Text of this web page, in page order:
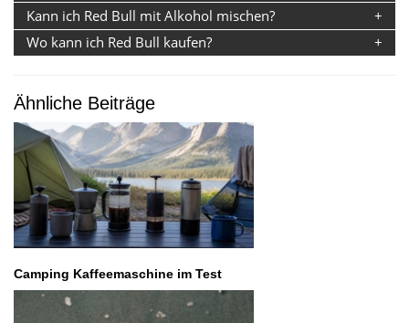
Kann ich Red Bull mit Alkohol mischen?
Wo kann ich Red Bull kaufen?
Ähnliche Beiträge
Camping Kaffeemaschine im Test